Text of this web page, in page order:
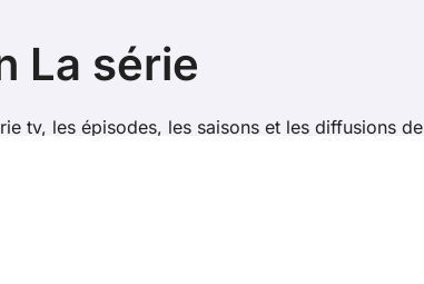
La série
tv, les épisodes, les saisons et les diffusions de